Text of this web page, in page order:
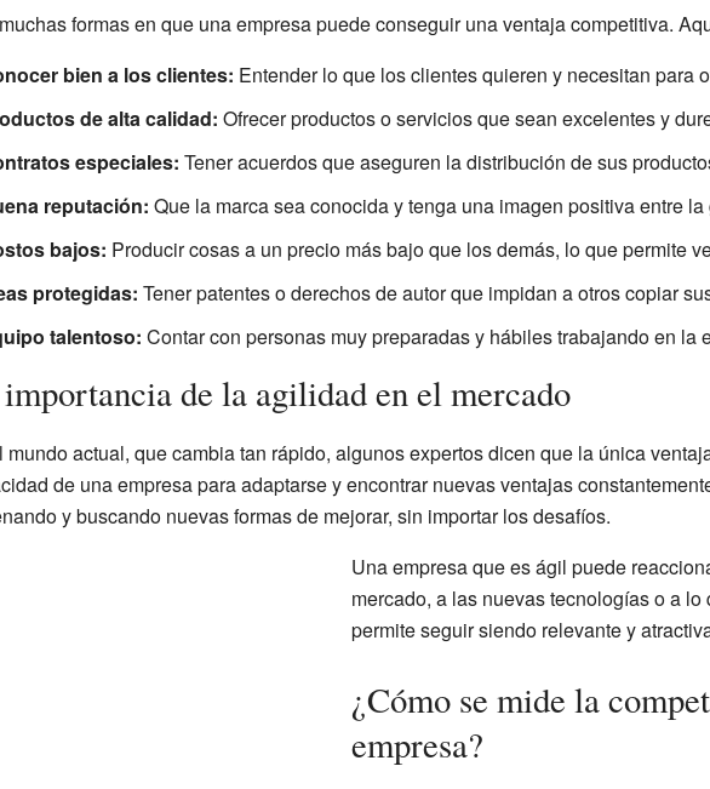
formas en que una empresa puede conseguir una ventaja competitiva.
bien a los clientes: Entender lo que los clientes quieren y necesitan para
de alta calidad: Ofrecer productos o servicios que sean excelentes y
especiales: Tener acuerdos que aseguren la distribución de sus
reputación: Que la marca sea conocida y tenga una imagen positiva entre la
bajos: Producir cosas a un precio más bajo que los demás, lo que permite
protegidas: Tener patentes o derechos de autor que impidan a otros copiar
talentoso: Contar con personas muy preparadas y hábiles trabajando en la
de la agilidad en el mercado
mundo actual, que cambia tan rápido, algunos expertos dicen que la única
de una empresa para adaptarse y encontrar nuevas ventajas
y buscando nuevas formas de mejorar, sin importar los desafíos.
Una empresa que es ágil puede
mercado, a las nuevas tecnologías o a
permite seguir siendo relevante y
¿Cómo se mide la
empresa?